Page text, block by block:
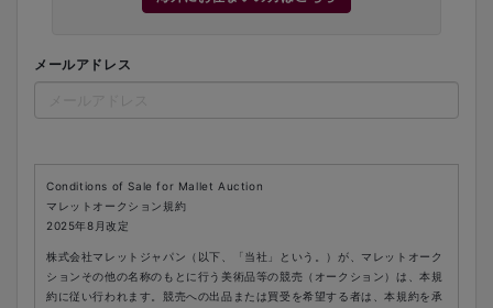
メールアドレス
Conditions of Sale for Mallet Auction
マレットオークション規約
2025年8月改定
株式会社マレットジャパン（以下、「当社」という。）が、マレットオーク
ションその他の名称のもとに行う美術品等の競売（オークション）は、本規
約に従い行われます。競売への出品または買受を希望する者は、本規約を承